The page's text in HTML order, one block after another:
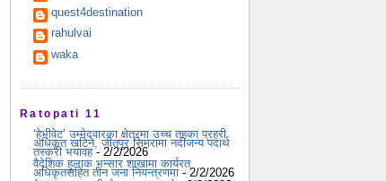
quest4destination
rahulvai
waka
Ratopati 11
‘हेभीवेट’ उम्मेदवारका क्षेत्रमा उच्च तहका प्रहरी
अधिकृत खटिने, जीतपुर सिमरामा नदीजन्य पदार्थ
तस्करी भयावह- 2/2/2026
वैदेशिक हुलाक भन्सार शाखामा कार्यरत
अधिकृतसहित तीन जना नियन्त्रणमा - 2/2/2026